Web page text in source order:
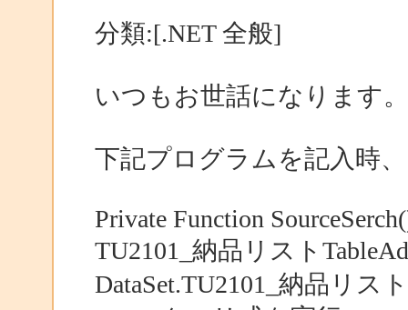
分類:[.NET 全般]
いつもお世話になります。
下記プログラムを記入時、
Private Function
TU2101_納品リスト
DataSet.TU2101_納品リス